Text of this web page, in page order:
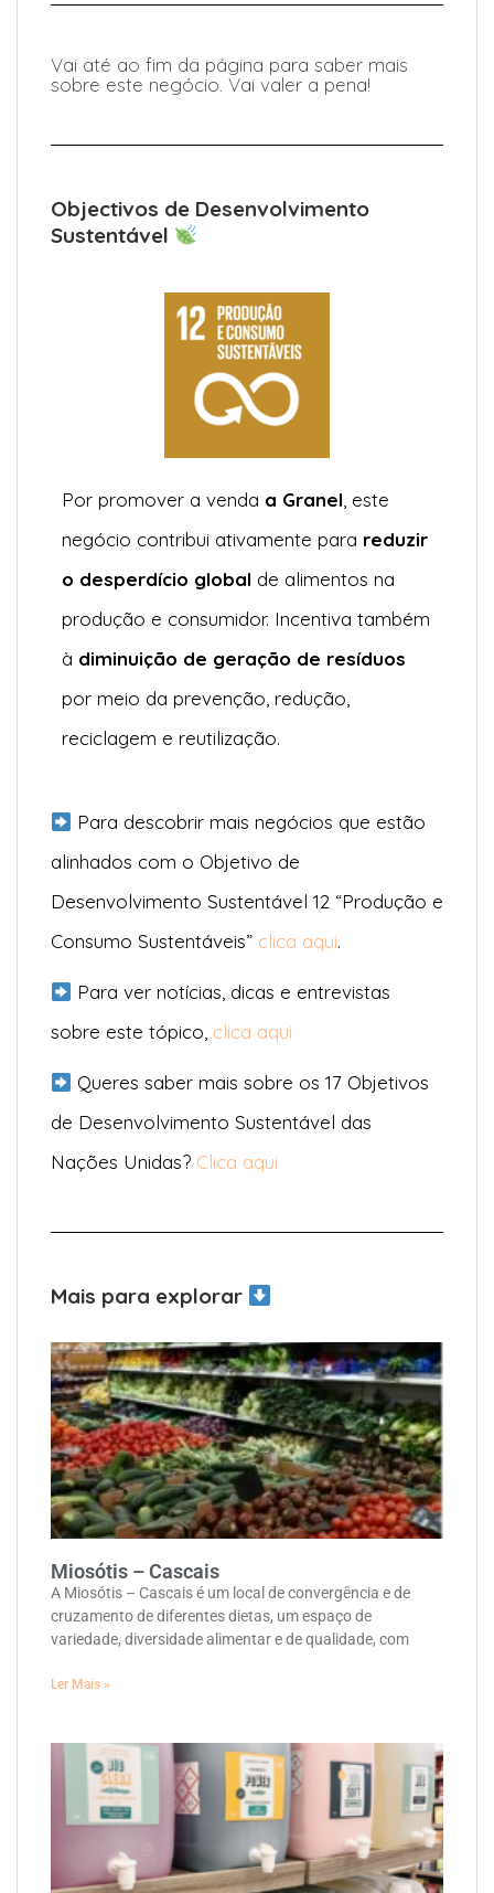
Vai até ao fim da página para saber mais
sobre este negócio. Vai valer a pena!
Objectivos de Desenvolvimento
Sustentável
Por promover a venda a Granel, este
negócio contribui ativamente para reduzir
o desperdício global de alimentos na
produção e consumidor. Incentiva também
à diminuição de geração de resíduos
por meio da prevenção, redução,
reciclagem e reutilização.
Para descobrir mais negócios que estão
alinhados com o Objetivo de
Desenvolvimento Sustentável 12 “Produção e
Consumo Sustentáveis” clica aqui.
Para ver notícias, dicas e entrevistas
sobre este tópico, clica aqui
Queres saber mais sobre os 17 Objetivos
de Desenvolvimento Sustentável das
Nações Unidas? Clica aqui
Mais para explorar
Miosótis – Cascais
A Miosótis – Cascais é um local de convergência e de
cruzamento de diferentes dietas, um espaço de
variedade, diversidade alimentar e de qualidade, com
Ler Mais »